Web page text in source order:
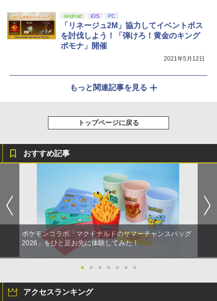
Android iOS PC
「リネージュ2M」協力してイベントボス
を討伐しよう！「弾けろ！黄金のキング
ポモナ」開催
2021年5月12日
もっと関連記事を見る
トップページに戻る
おすすめ記事
ポケモンコラボ「マクドナルドのサマーチャンスバッグ
2026」をひと足お先に体験してみた！
● ● ● ● ● ● ●
アクセスランキング